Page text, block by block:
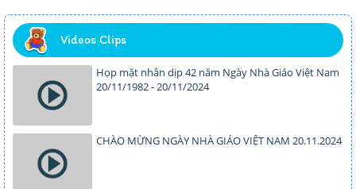
Videos Clips
Họp mặt nhân dịp 42 năm Ngày Nhà Giáo Việt Nam
20/11/1982 - 20/11/2024
CHÀO MỪNG NGÀY NHÀ GIÁO VIỆT NAM 20.11.2024